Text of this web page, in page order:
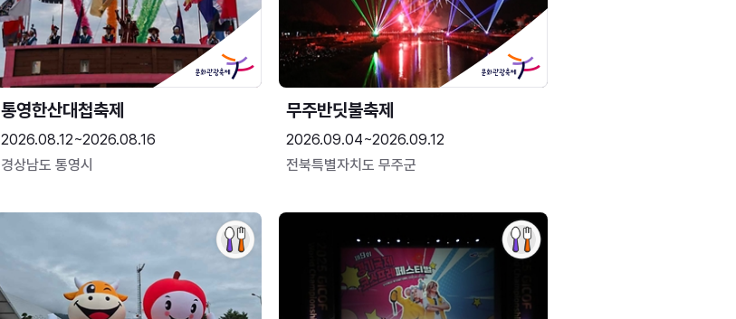
통영한산대첩축제
2026.08.12~2026.08.16
경상남도 통영시
무주반딧불축제
2026.09.04~2026.09.12
전북특별자치도 무주군